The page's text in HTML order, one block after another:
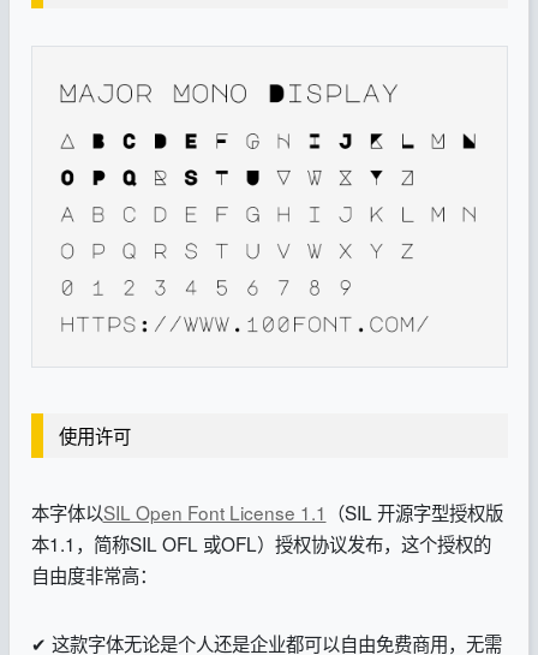
使用许可
本字体以SIL Open Font License 1.1 （SIL 开源字型授权版
本1.1，简称SIL OFL 或OFL）授权协议发布，这个授权的
自由度非常高：
✔ 这款字体无论是个人还是企业都可以自由免费商用，无需